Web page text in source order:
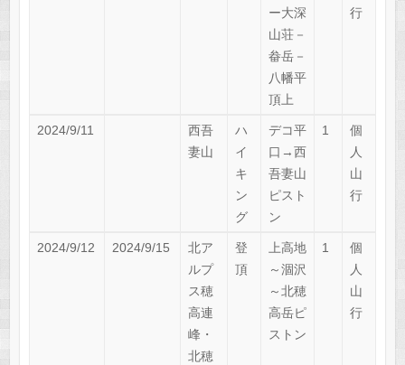
ー大深
山荘－
畚岳－
八幡平
頂上
行
2024/9/11
西吾
妻山
ハ
イ
キ
ン
グ
デコ平
口→西
吾妻山
ピスト
ン
1
個
人
山
行
2024/9/12 2024/9/15
北ア
ルプ
ス穂
高連
峰・
北穂
登
頂
上高地
～涸沢
～北穂
高岳ピ
ストン
1
個
人
山
行